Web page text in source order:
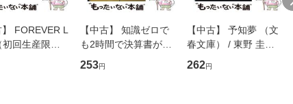
】 FOREVER L
回生産限定
水翔太×加藤
ル
【中古】 知識ゼロで
も2時間で決算書が読
めるようになる！ 会
計超入門！ / 佐伯 良
253円
【中古】 予知夢 （文
春文庫） / 東野 圭吾 /
文藝春秋 [文庫]【メー
ル便送料無料】
262円